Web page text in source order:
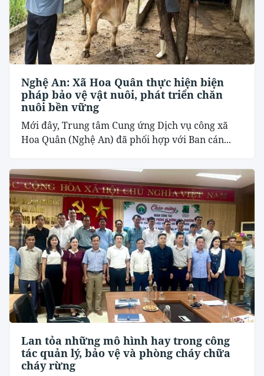
Nghệ An: Xã Hoa Quân thực hiện biện
pháp bảo vệ vật nuôi, phát triển chăn
nuôi bền vững
Mới đây, Trung tâm Cung ứng Dịch vụ công xã
Hoa Quân (Nghệ An) đã phối hợp với Ban cán...
Lan tỏa những mô hình hay trong công
tác quản lý, bảo vệ và phòng cháy chữa
cháy rừng